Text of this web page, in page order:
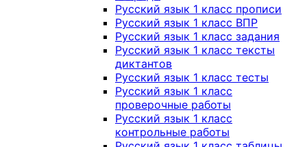
Русский язык 1 класс прописи
Русский язык 1 класс ВПР
Русский язык 1 класс задания
Русский язык 1 класс тексты
диктантов
Русский язык 1 класс тесты
Русский язык 1 класс
проверочные работы
Русский язык 1 класс
контрольные работы